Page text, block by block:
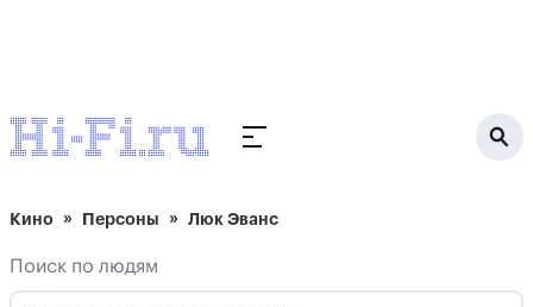
Кино Персоны Люк Эванс
Поиск по людям